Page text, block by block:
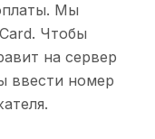
Мы
Чтобы
на сервер
ввести номер